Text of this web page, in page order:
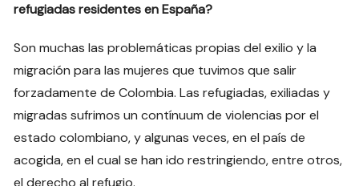
refugiadas residentes en España?
Son muchas las problemáticas propias del exilio y la
migración para las mujeres que tuvimos que salir
forzadamente de Colombia. Las refugiadas, exiliadas y
migradas sufrimos un contínuum de violencias por el
estado colombiano, y algunas veces, en el país de
acogida, en el cual se han ido restringiendo, entre otros,
el derecho al refugio.